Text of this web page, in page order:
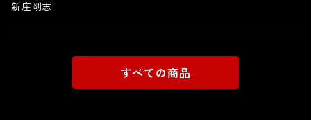
新庄剛志
すべての商品